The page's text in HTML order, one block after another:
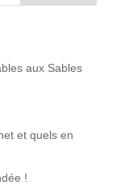
aux Sables
et quels en
!